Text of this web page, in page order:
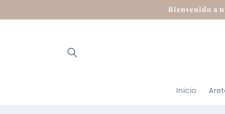
al contenido
Bienvenido a
Inicio